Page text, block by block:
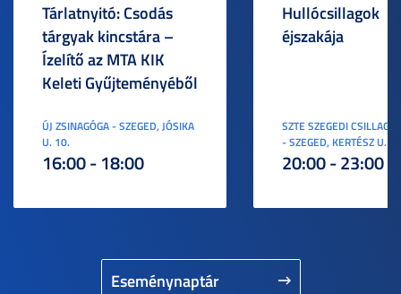
Eseménynaptár
Tárlatnyitó: Csodás
tárgyak kincstára –
Ízelítő az MTA KIK
Keleti Gyűjteményéből
ÚJ ZSINAGÓGA - SZEGED, JÓSIKA
U. 10.
16:00 - 18:00
Hullócsillagok
éjszakája
SZTE SZEGEDI
- SZEGED, KERTÉSZ U. 3.
20:00 - 23:00